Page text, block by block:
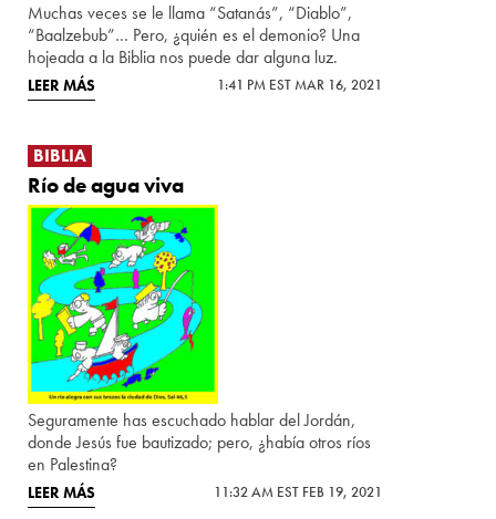
Muchas veces se le llama “Satanás”, “Diablo”,
“Baalzebub”… Pero, ¿quién es el demonio? Una
hojeada a la Biblia nos puede dar alguna luz.
LEER MÁS 1:41 PM EST MAR 16, 2021
BIBLIA
Río de agua viva
Seguramente has escuchado hablar del Jordán,
donde Jesús fue bautizado; pero, ¿había otros ríos
en Palestina?
LEER MÁS 11:32 AM EST FEB 19, 2021